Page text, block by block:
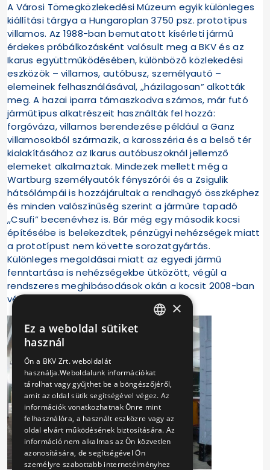
A Városi Tömegközlekedési Múzeum egyik különleges
kiállítási tárgya a Hungaroplan 3750 psz. prototípus
villamos. Az 1988-ban bemutatott kísérleti jármű
érdekes próbálkozásként valósult meg a BKV és az
Ikarus együttműködésében, különböző közlekedési
eszközök – villamos, autóbusz, személyautó –
elemeinek felhasználásával, „házilagosan” alkották
meg. A hazai iparra támaszkodva számos, már futó
járműtípus alkatrészeit használták fel hozzá:
forgóváza, villamos berendezése például a Ganz
villamosokból származik, a karosszéria és a belső tér
kialakításához az Ikarus autóbuszoknál jellemző
elemeket alkalmaztak. Mindezek mellett még a
Wartburg személyautók fényszórói és a Zsigulik
hátsólámpái is hozzájárultak a rendhagyó összképhez
és minden valószínűség szerint a járműre tapadó
„Csufi” becenévhez is. Bár még egy második kocsi
építésébe is belekezdtek, pénzügyi nehézségek miatt
a prototípust nem követte sorozatgyártás.
Különleges megoldásai miatt az egyedi jármű
fenntartása is nehézségekbe ütközött, végül a
rendszeres meghibásodások okán a kocsit 2008-ban
végleg kivonták a forgalomból.
×
Ez a weboldal sütiket
használ
Ön a BKV Zrt. weboldalát
használja.Weboldalunk információkat
tárolhat vagy gyűjthet be a böngészőjéről,
amit az oldal sütik segítségével végez. Az
információk vonatkozhatnak Önre mint
felhasználóra, a használt eszközre vagy az
oldal elvárt működésének biztosítására. Az
információ nem alkalmas az Ön közvetlen
azonosítására, de segítségével Ön
személyre szabottabb internetélményhez